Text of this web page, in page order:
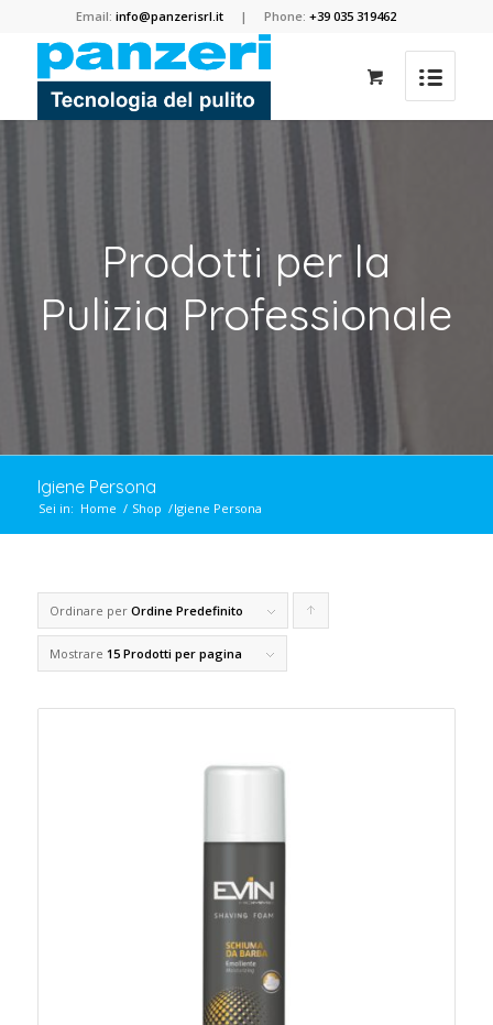
Email:info@panzerisrl.it | Phone:+39 035 319462
Prodotti per la
Pulizia Professionale
Igiene Persona
Sei in: Home / Shop /Igiene Persona
Ordinare per Ordine Predefinito
i
Mostrare 15 Prodotti per pagina